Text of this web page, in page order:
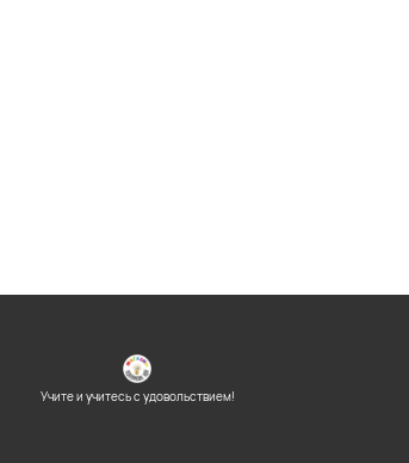
Учите и учитесь с удовольствием!